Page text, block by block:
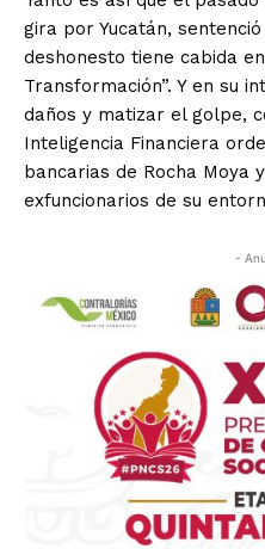
gira por Yucatán,
deshonesto tiene cabida
Transformación”. Y en su
daños y matizar el golpe,
Inteligencia Financiera
bancarias de Rocha Moya
exfuncionarios de su
-